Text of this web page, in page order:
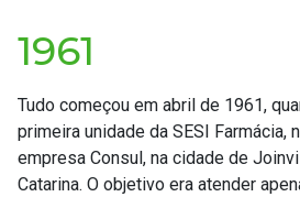
1961
Tudo começou em abril de 1961,
primeira unidade da SESI Farmácia,
empresa Consul, na cidade de
Catarina. O objetivo era atender